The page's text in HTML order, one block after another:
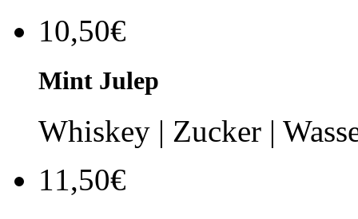
10,50€
Mint Julep
Whiskey | Zucker |
11,50€